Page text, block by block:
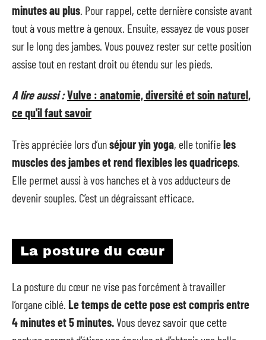
minutes au plus . Pour rappel, cette dernière consiste avant
tout à vous mettre à genoux. Ensuite, essayez de vous poser
sur le long des jambes. Vous pouvez rester sur cette position
assise tout en restant droit ou étendu sur les pieds.
A lire aussi :Vulve : anatomie, diversité et soin naturel,
ce qu'il faut savoir
Très appréciée lors d’unséjour yin yoga, elle tonifieles
muscles des jambes et rend flexibles les quadriceps
Elle permet aussi à vos hanches et à vos adducteurs de
devenir souples. C’est un dégraissant efficace.
La posture du cœur
La posture du cœur ne vise pas forcément à travailler
l’organe ciblé. Le temps de cette pose est compris entre
4 minutes et 5 minutes.Vous devez savoir que cette